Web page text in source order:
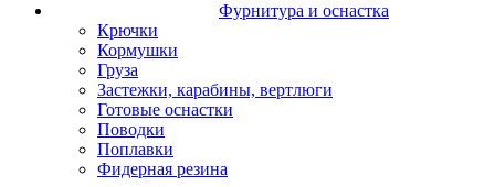
Фурнитура и оснастка
Крючки
Кормушки
Груза
Застежки, карабины, вертлюги
Готовые оснастки
Поводки
Поплавки
Фидерная резина